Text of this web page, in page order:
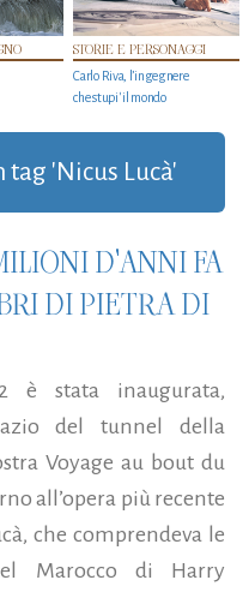
STORIE E PERSONAGGI
Carlo Riva, l’ingegnere
che stupi' il mondo
'Nicus Lucà'
D'ANNI FA
DI PIETRA DI
è stata inaugurata,
del tunnel della
Voyage au bout du
all’opera più recente
che comprendeva le
Marocco di Harry